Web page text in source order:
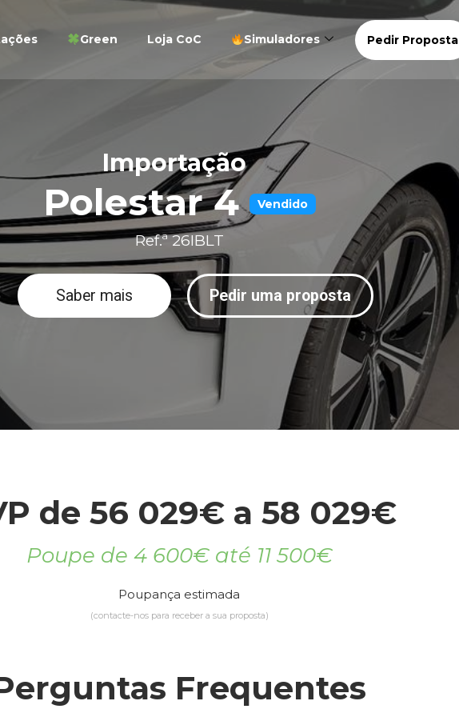
Green Loja CoC Simuladores Pedir Proposta
Importação
Polestar 4 Vendido
Ref.ª 26IBLT
Saber mais Pedir uma proposta
de 56 029€ a 58 029€
Poupe de 4 600€ até 11 500€
Poupança estimada
(contacte-nos para receber a sua proposta)
Frequentes